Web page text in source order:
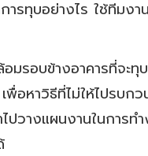
รทุบอย่างไร ใช้ทีมงาน
อมรอบข้างอาคารที่จะ
พื่อหาวิธีที่ไม่ให้ไปรบก
วางแผนงานในการท